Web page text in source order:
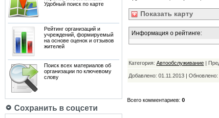
Удобный поиск по карте
Рейтинг организаций и
учреждений, формируемый
на основе оценок и отзывов
жителей
Поиск всех материалов об
организации по ключевому
слову
Сохранить в соцсети
Показать карту
Информация о рейтинге:
Категория: Автообслуживание |
Добавлено: 01.11.2013 | Обновлено:
Всего комментариев: 0